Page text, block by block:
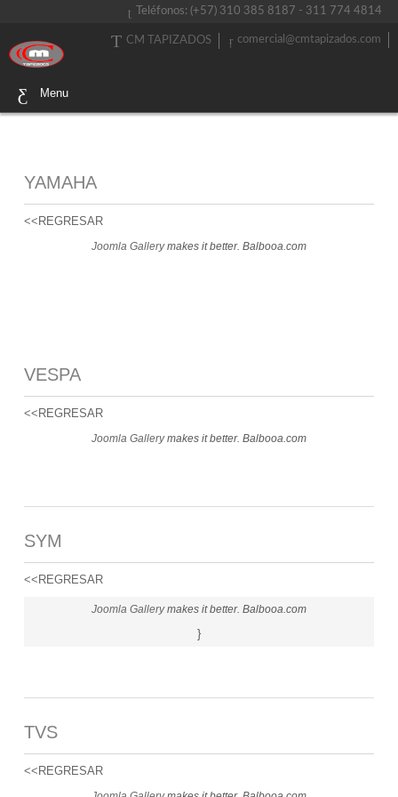
Teléfonos: (+57) 310 385 8187 - 311 774 4814
comercial@cmtapizados.com
CM TAPIZADOS
Menu
YAMAHA
<<REGRESAR
Joomla Gallerymakes it better. Balbooa.com
VESPA
<<REGRESAR
Joomla Gallerymakes it better. Balbooa.com
SYM
<<REGRESAR
Joomla Gallerymakes it better. Balbooa.com
}
TVS
<<REGRESAR